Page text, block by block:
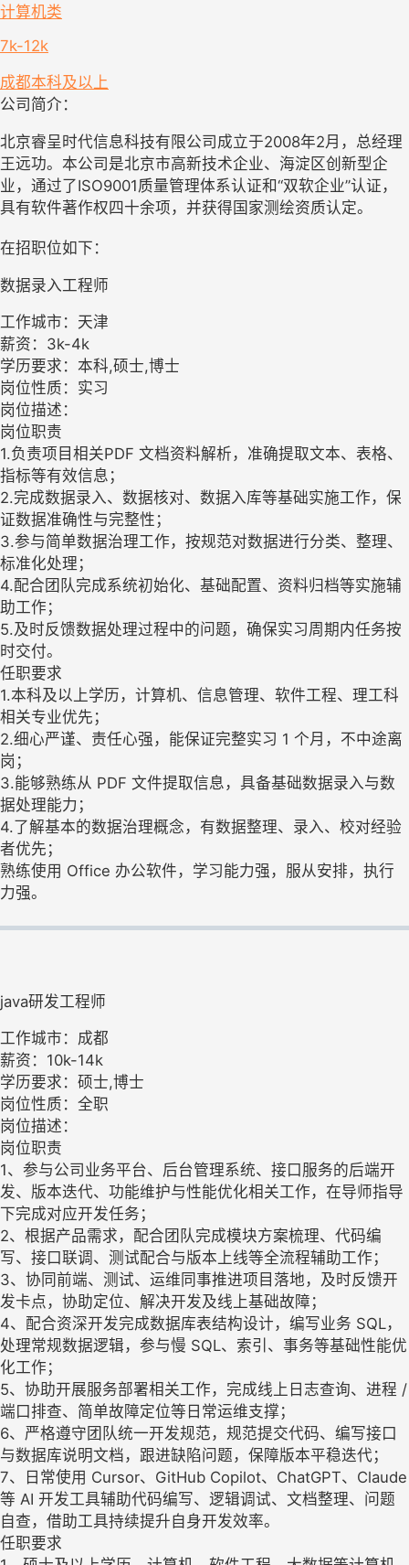
计算机类
7k-12k
成都本科及以上
公司简介：
北京睿呈时代信息科技有限公司成立于2008年2月，总经理
王远功。本公司是北京市高新技术企业、海淀区创新型企
业，通过了ISO9001质量管理体系认证和“双软企业”认证，
具有软件著作权四十余项，并获得国家测绘资质认定。
在招职位如下：
数据录入工程师
工作城市：天津
薪资：3k-4k
学历要求：本科,硕士,博士
岗位性质：实习
岗位描述：
岗位职责
1.负责项目相关PDF 文档资料解析，准确提取文本、表格、
指标等有效信息；
2.完成数据录入、数据核对、数据入库等基础实施工作，保
证数据准确性与完整性；
3.参与简单数据治理工作，按规范对数据进行分类、整理、
标准化处理；
4.配合团队完成系统初始化、基础配置、资料归档等实施辅
助工作；
5.及时反馈数据处理过程中的问题，确保实习周期内任务按
时交付。
任职要求
1.本科及以上学历，计算机、信息管理、软件工程、理工科
相关专业优先；
2.细心严谨、责任心强，能保证完整实习 1 个月，不中途离
岗；
3.能够熟练从 PDF 文件提取信息，具备基础数据录入与数
据处理能力；
4.了解基本的数据治理概念，有数据整理、录入、校对经验
者优先；
熟练使用 Office 办公软件，学习能力强，服从安排，执行
力强。
java研发工程师
工作城市：成都
薪资：10k-14k
学历要求：硕士,博士
岗位性质：全职
岗位描述：
岗位职责
1、参与公司业务平台、后台管理系统、接口服务的后端开
发、版本迭代、功能维护与性能优化相关工作，在导师指导
下完成对应开发任务；
2、根据产品需求，配合团队完成模块方案梳理、代码编
写、接口联调、测试配合与版本上线等全流程辅助工作；
3、协同前端、测试、运维同事推进项目落地，及时反馈开
发卡点，协助定位、解决开发及线上基础故障；
4、配合资深开发完成数据库表结构设计，编写业务 SQL，
处理常规数据逻辑，参与慢 SQL、索引、事务等基础性能优
化工作；
5、协助开展服务部署相关工作，完成线上日志查询、进程 /
端口排查、简单故障定位等日常运维支撑；
6、严格遵守团队统一开发规范，规范提交代码、编写接口
与数据库说明文档，跟进缺陷问题，保障版本平稳迭代；
7、日常使用 Cursor、GitHub Copilot、ChatGPT、Claude
等 AI 开发工具辅助代码编写、逻辑调试、文档整理、问题
自查，借助工具持续提升自身开发效率。
任职要求